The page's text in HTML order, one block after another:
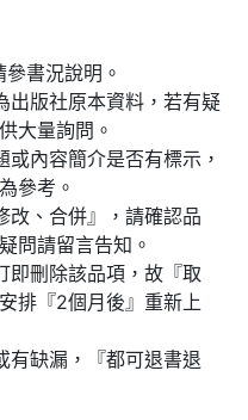
參書況說明。
出版社原本資料，若有疑
大量詢問。
或內容簡介是否有標示，
參考。
改、合併』，請確認品
問請留言告知。
即刪除該品項，故『取
排『2個月後』重新上
有缺漏，『都可退書退